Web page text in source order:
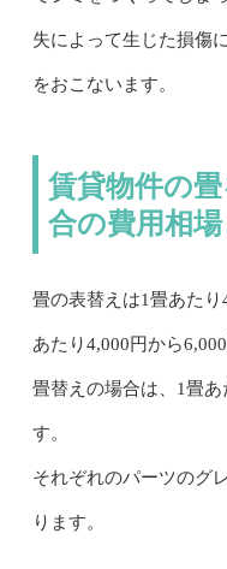
失によって生じた損傷
をおこないます。
賃貸物件の
合の費用相
畳の表替えは1畳あた
あたり4,000円から
畳替えの場合は、1畳
す。
それぞれのパーツのグ
ります。